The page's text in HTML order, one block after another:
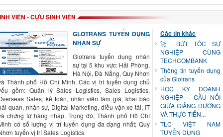
VIÊN - CỰU SINH VIÊN
GLOTRANS TUYỂN DỤNG
NHÂN SỰ
Glotrans tuyển dụng nhân
sự tại 5 khu vực: Hải Phòng,
Hà Nội, Đà Nẵng, Quy Nhơn
Thành phố Hồ Chí Minh. Các vị trí tuyển dụng chủ
gồm: Quản lý Sales Logistics, Sales Logistics,
Sales, kế toán, nhân viên làm giá, khai báo
quan, nhân sự, Digital Marketing, điều vận xe tải, IT
chứng từ hàng nhập. Trong đó, Thành phố Hồ Chí
có số lượng vị trí tuyển dụng đa dạng nhất; Quy
tuyển vị trí Sales Logistics.
Các tin khác
🚀 BỨT TỐC SỰ
NGHIỆP CÙNG
TECHCOMBANK
Thông tin tuyển dụng
của Glotrans
HỌC KỲ DOANH
NGHIỆP – CẦU NỐI
GIỮA GIẢNG ĐƯỜNG
VÀ THỰC TIỄN...
TLC VIỆT NAM
TUYỂN DỤNG